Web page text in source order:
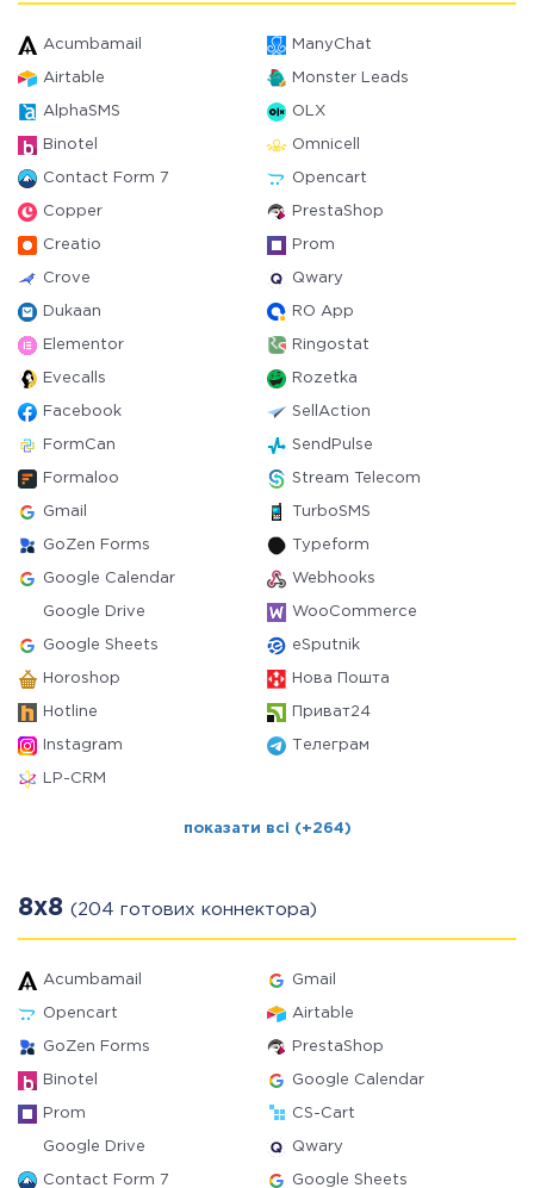
Acumbamail ManyChat
Airtable Monster Leads
AlphaSMS OLX
Binotel Omnicell
Contact Form 7 Opencart
Copper PrestaShop
Creatio Prom
Crove Qwary
Dukaan RO App
Elementor Ringostat
Evecalls Rozetka
Facebook SellAction
FormCan SendPulse
Formaloo Stream Telecom
Gmail TurboSMS
GoZen Forms Typeform
Google Calendar Webhooks
Google Drive WooCommerce
Google Sheets eSputnik
Horoshop Нова Пошта
Hotline Приват24
Instagram Телеграм
LP-CRM
показати всі (+264)
8x8 (204 готових коннектора)
Acumbamail Gmail
Opencart Airtable
GoZen Forms PrestaShop
Binotel Google Calendar
Prom CS-Cart
Google Drive Qwary
Contact Form 7 Google Sheets